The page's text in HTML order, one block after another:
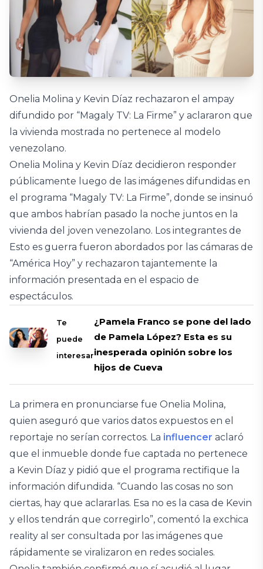
Onelia Molina y Kevin Díaz rechazaron el ampay
difundido por “Magaly TV: La Firme” y aclararon que
la vivienda mostrada no pertenece al modelo
venezolano.
Onelia Molina y Kevin Díaz decidieron responder
públicamente luego de las imágenes difundidas en
el programa “Magaly TV: La Firme”, donde se insinuó
que ambos habrían pasado la noche juntos en la
vivienda del joven venezolano. Los integrantes de
Esto es guerra fueron abordados por las cámaras de
“América Hoy” y rechazaron tajantemente la
información presentada en el espacio de
espectáculos.
Te
puede
interesar
¿Pamela Franco se pone del lado
de Pamela López? Esta es su
inesperada opinión sobre los
hijos de Cueva
La primera en pronunciarse fue Onelia Molina,
quien aseguró que varios datos expuestos en el
reportaje no serían correctos. La influencer aclaró
que el inmueble donde fue captada no pertenece
a Kevin Díaz y pidió que el programa rectifique la
información difundida. “Cuando las cosas no son
ciertas, hay que aclararlas. Esa no es la casa de Kevin
y ellos tendrán que corregirlo”, comentó la exchica
reality al ser consultada por las imágenes que
rápidamente se viralizaron en redes sociales.